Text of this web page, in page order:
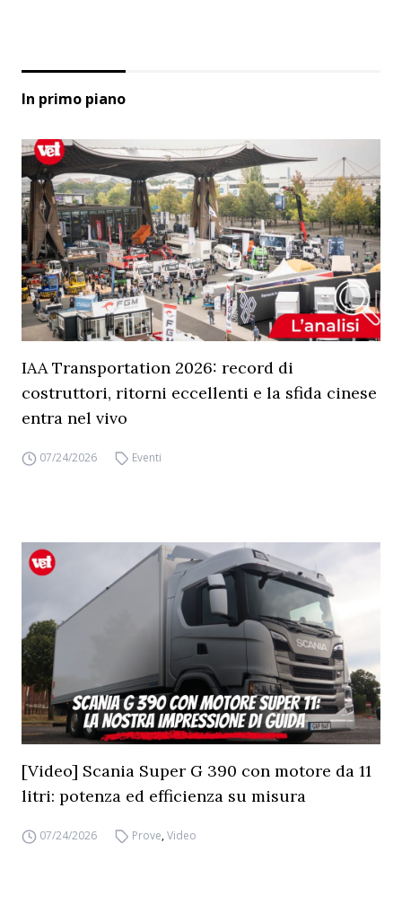
In primo piano
IAA Transportation 2026: record di
costruttori, ritorni eccellenti e la sfida cinese
entra nel vivo
07/24/2026 Eventi
[Video] Scania Super G 390 con motore da 11
litri: potenza ed efficienza su misura
07/24/2026 Prove,Video